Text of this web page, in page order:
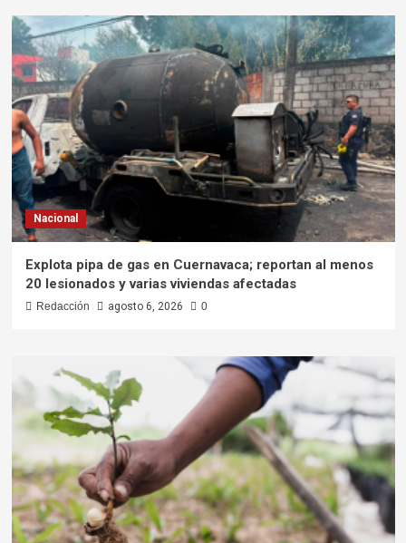
Nacional
Explota pipa de gas en Cuernavaca; reportan al menos
20 lesionados y varias viviendas afectadas
Redacción agosto 6, 2026 0